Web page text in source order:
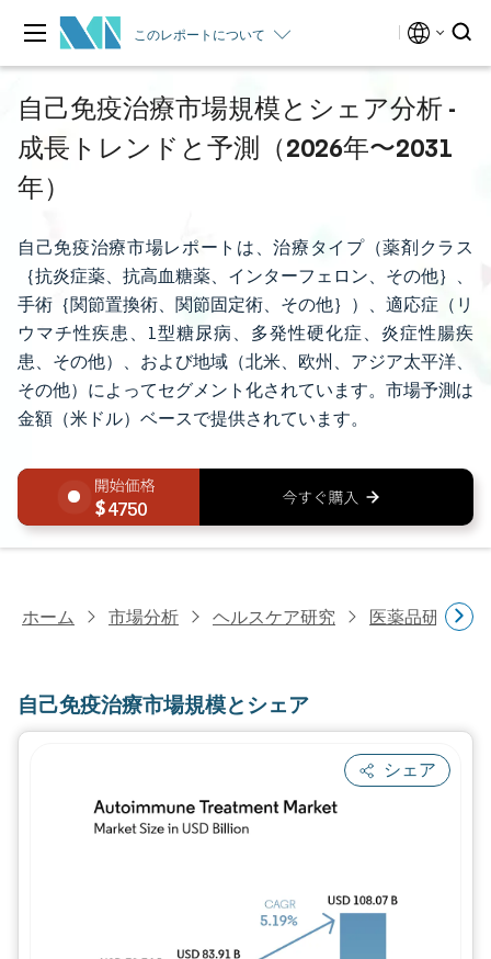
このレポートについて
自己免疫治療市場規模とシェア分析 -
成長トレンドと予測（2026年〜2031
年）
自己免疫治療市場レポートは、治療タイプ（薬剤クラス
｛抗炎症薬、抗高血糖薬、インターフェロン、その他｝、
手術｛関節置換術、関節固定術、その他｝）、適応症（リ
ウマチ性疾患、1型糖尿病、多発性硬化症、炎症性腸疾
患、その他）、および地域（北米、欧州、アジア太平洋、
その他）によってセグメント化されています。市場予測は
金額（米ドル）ベースで提供されています。
4750
ホーム 市場分析 ヘルスケア研究 医薬品研究
自己免疫治療市場規模とシェア
シェア